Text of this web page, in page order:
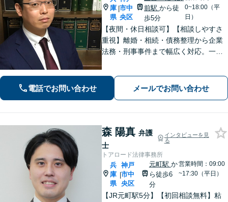
庫
県
|市中
央区
前駅から徒
歩5分
0~18:00（平
日）
【夜間・休日相談可】【相談しやすさ
重視】離婚・相続・債務整理から企業
法務・刑事事件まで幅広く対応。一般
（海事補佐人）にも対応可能です。
電話でお問い合わせ メールでお問い合わせ
森 陽真 弁護
士
インタビューを見
る
トアロード法律事務所
兵
庫
県
|
神戸
市中
央区
元町駅 か
ら徒歩6
分
営業時間：09:00
~17:30（平日）
【JR元町駅5分】【初回相談無料】粘